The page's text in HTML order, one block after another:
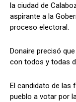
la ciudad de
aspirante a la
proceso electoral.
Donaire precisó
con todos y todas
El candidato de las
pueblo a votar por